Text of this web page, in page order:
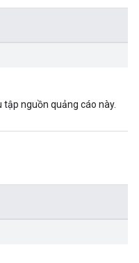
nguồn quảng cáo này.